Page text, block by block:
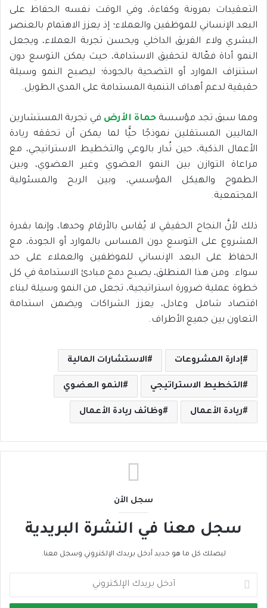
التعقيدات بمرونة وكفاءة، وفي الوقت نفسه الحفاظ على
البعد الإنساني للموظفين والعملاء؛ إذ يعزز الاهتمام بالعنصر
البشري ولاء الفريق الداخلي ويحسن تجربة العملاء، ويجعل
النمو أداة فعّالة لتحقيق الاستدامة، حيث يمكن التوسع دون
استنزاف الموارد أو التضحية بالجودة؛ ليصبح النمو وسيلة
حقيقية لدعم أهداف التنمية المستدامة على المدى الطويل.
ومما سبق تجد مؤسسة حماة الأرض في تجربة المستشارين
الماليين المستقلين نموذجًا حيًّا لما يمكن أن تحققه ريادة
الأعمال الذكية، حين تُدار بالوعي والتخطيط الاستراتيجي، مع
مراعاة التوازن بين النمو العضوي وغير العضوي، وبين
الطموح والهيكل المؤسسي، وبين الربح والمسئولية
المجتمعية.
ذلك لأنَّ النجاح الحقيقي لا يُقاس بالأرقام وحدها، وإنما بقدرة
المشروع على التوسع دون المساس بالموارد أو الجودة، مع
الحفاظ على البعد الإنساني للموظفين والعملاء على حد
سواء. ومن هذا المنطلق، يصبح دمج مبادئ الاستدامة في كل
خطوة عملية ضرورة استراتيجية، تجعل من النمو وسيلة لبناء
اقتصاد شامل وعادل، يعزز الشراكات ويضمن استدامة
التعاون بين جميع الأطراف.
إدارة المشروعات الاستشارات المالية
التخطيط الاستراتيجي النمو العضوي
ريادة الأعمال وظائف ريادة الأعمال
سجل الأن
سجل معنا في النشرة البريدية
ليصلك كل ما هو جديد أدخل بريدك الإلكتروني وسجل معنا.
خ